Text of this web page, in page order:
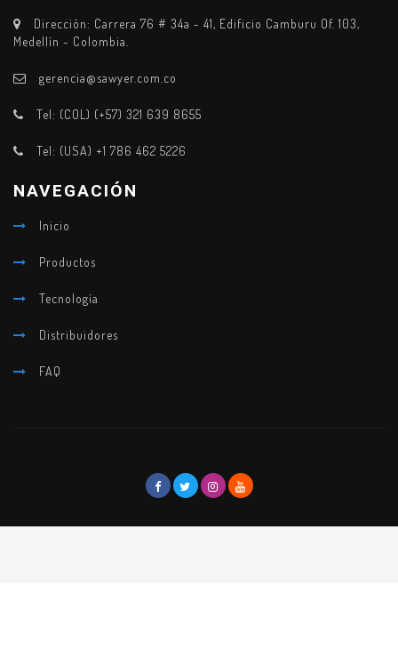
Dirección: Carrera 76 # 34a - 41, Edificio Camburu Of. 103,
Medellín - Colombia.
gerencia@sawyer.com.co
Tel: (COL) (+57) 321 639 8655
Tel: (USA) +1 786 462 5226
NAVEGACIÓN
Inicio
Productos
Tecnología
Distribuidores
FAQ